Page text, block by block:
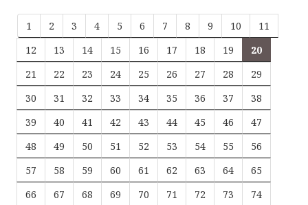
1 2 3 4 5 6 7 8 9 10
11
12
13 14 15 16 17 18 19
20
21
22 23 24 25 26 27 28
29
30
31 32 33 34 35 36 37
38
39
40 41 42 43 44 45 46
47
48
49 50 51 52 53 54 55
56
57
58 59 60 61 62 63 64
65
66
67 68 69 70 71 72 73 74